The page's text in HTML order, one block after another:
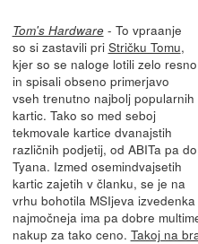
Tom's Hardware- To vpraanje
so si zastavili pri Stričku Tomu,
kjer so se naloge lotili zelo resno
in spisali obseno primerjavo
vseh trenutno najbolj popularnih
kartic. Tako so med seboj
tekmovale kartice dvanajstih
različnih podjetij, od ABITa pa do
Tyana. Izmed osemindvajsetih
kartic zajetih v članku, se je na
vrhu bohotila MSIjeva
najmočneja ima pa dobre
nakup za tako ceno. Takoj na